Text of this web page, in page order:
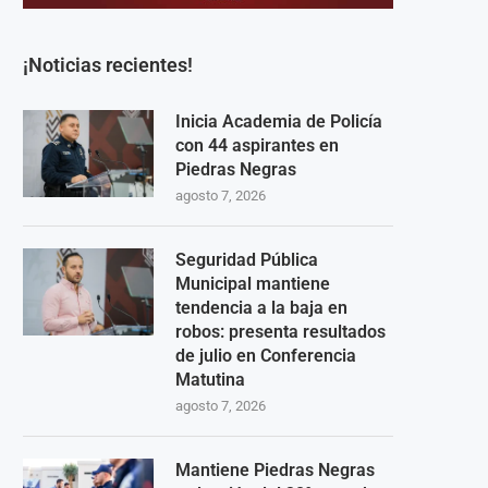
¡Noticias recientes!
Inicia Academia de Policía
con 44 aspirantes en
Piedras Negras
agosto 7, 2026
Seguridad Pública
Municipal mantiene
tendencia a la baja en
robos: presenta resultados
de julio en Conferencia
Matutina
agosto 7, 2026
Mantiene Piedras Negras